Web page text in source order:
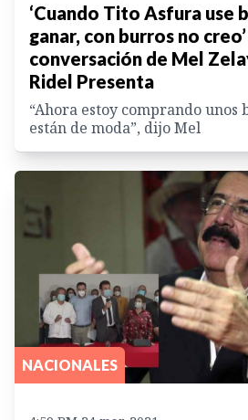
‘Cuando Tito Asfura use
ganar, con burros no
conversación de Mel
Ridel Presenta
“Ahora estoy comprando unos
están de moda”, dijo Mel
NACIONALES